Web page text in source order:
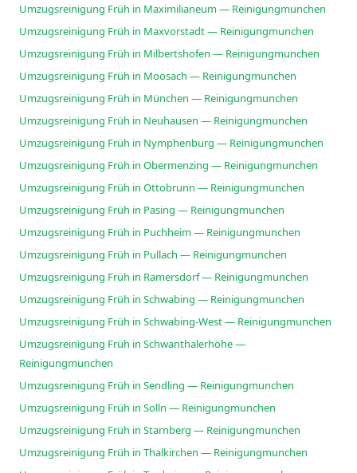
Umzugsreinigung Früh in Maximilianeum — Reinigungmunchen
Umzugsreinigung Früh in Maxvorstadt — Reinigungmunchen
Umzugsreinigung Früh in Milbertshofen — Reinigungmunchen
Umzugsreinigung Früh in Moosach — Reinigungmunchen
Umzugsreinigung Früh in München — Reinigungmunchen
Umzugsreinigung Früh in Neuhausen — Reinigungmunchen
Umzugsreinigung Früh in Nymphenburg — Reinigungmunchen
Umzugsreinigung Früh in Obermenzing — Reinigungmunchen
Umzugsreinigung Früh in Ottobrunn — Reinigungmunchen
Umzugsreinigung Früh in Pasing — Reinigungmunchen
Umzugsreinigung Früh in Puchheim — Reinigungmunchen
Umzugsreinigung Früh in Pullach — Reinigungmunchen
Umzugsreinigung Früh in Ramersdorf — Reinigungmunchen
Umzugsreinigung Früh in Schwabing — Reinigungmunchen
Umzugsreinigung Früh in Schwabing-West — Reinigungmunchen
Umzugsreinigung Früh in Schwanthalerhöhe —
Reinigungmunchen
Umzugsreinigung Früh in Sendling — Reinigungmunchen
Umzugsreinigung Früh in Solln — Reinigungmunchen
Umzugsreinigung Früh in Starnberg — Reinigungmunchen
Umzugsreinigung Früh in Thalkirchen — Reinigungmunchen